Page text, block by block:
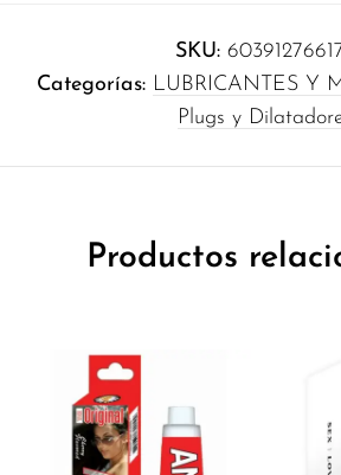
SKU:
Categorías: LUBRICANTES Y
Plugs y
Productos